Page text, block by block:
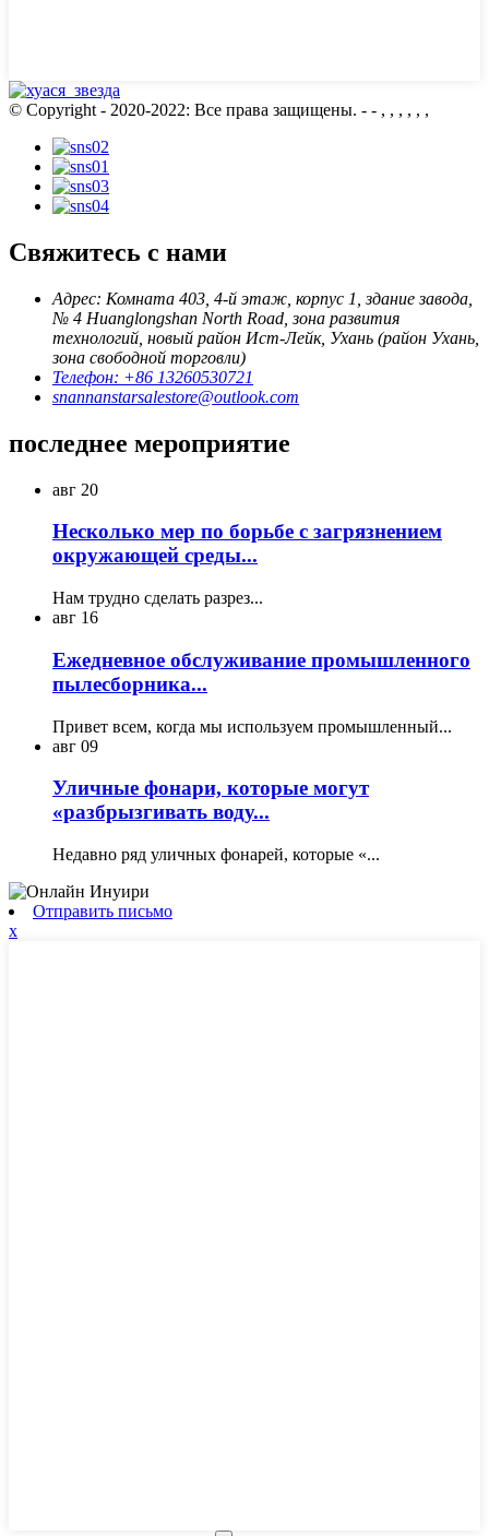
© Copyright - 2020-2022: Все права защищены. - - , , , , , ,
Свяжитесь с нами
Адрес: Комната 403, 4-й этаж, корпус 1, здание завода,
№ 4 Huanglongshan North Road, зона развития
технологий, новый район Ист-Лейк, Ухань (район Ухань,
зона свободной торговли)
Телефон: +86 13260530721
snannanstarsalestore@outlook.com
последнее мероприятие
авг 20
Несколько мер по борьбе с загрязнением
окружающей среды...
Нам трудно сделать разрез...
авг 16
Ежедневное обслуживание промышленного
пылесборника...
Привет всем, когда мы используем промышленный...
авг 09
Уличные фонари, которые могут
«разбрызгивать воду...
Недавно ряд уличных фонарей, которые «...
Отправить письмо
x